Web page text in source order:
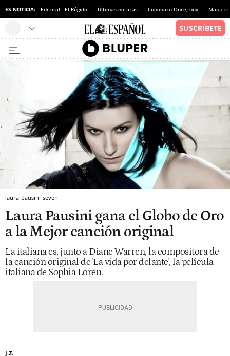
ES NOTICIA: Editoral - El Rúgido Últimas noticias Cuponazo Once, hoy Mapa
laura-pausini-seven
Laura Pausini gana el Globo de Oro
a la Mejor canción original
La italiana es, junto a Diane Warren, la compositora de
la canción original de 'La vida por delante', la película
italiana de Sophia Loren.
J.Z.